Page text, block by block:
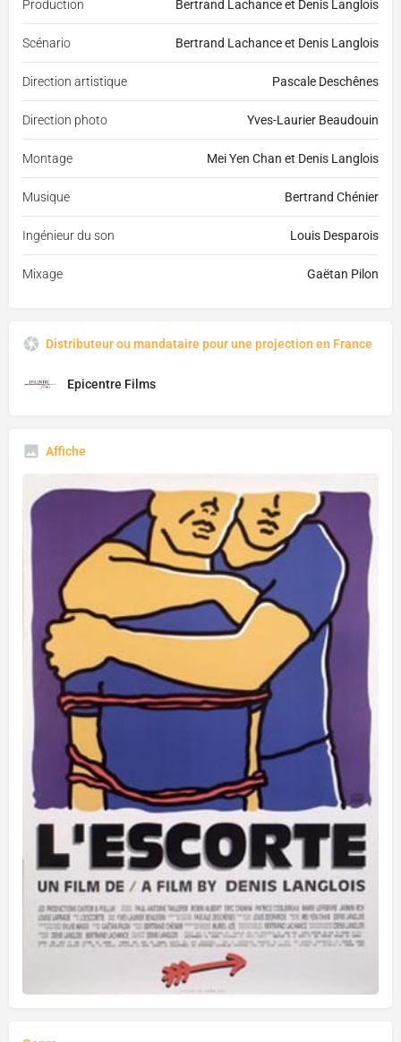
Production Bertrand Lachance et Denis Langlois
Scénario Bertrand Lachance et Denis Langlois
Direction artistique Pascale Deschênes
Direction photo Yves-Laurier Beaudouin
Montage Mei Yen Chan et Denis Langlois
Musique Bertrand Chénier
Ingénieur du son Louis Desparois
Mixage Gaëtan Pilon
Distributeur ou mandataire pour une projection en France
Epicentre Films
Affiche